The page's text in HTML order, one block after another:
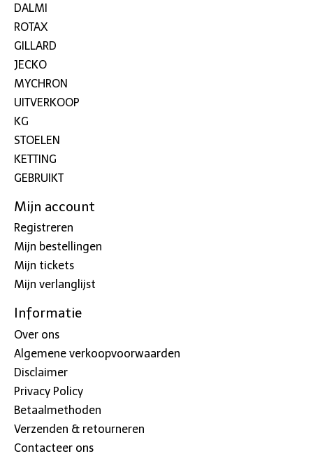
DALMI
ROTAX
GILLARD
JECKO
MYCHRON
UITVERKOOP
KG
STOELEN
KETTING
GEBRUIKT
Mijn account
Registreren
Mijn bestellingen
Mijn tickets
Mijn verlanglijst
Informatie
Over ons
Algemene verkoopvoorwaarden
Disclaimer
Privacy Policy
Betaalmethoden
Verzenden & retourneren
Contacteer ons